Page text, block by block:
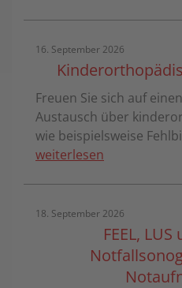
16. September 2026
Freuen Sie sich auf
Austausch über
wie beispielsweise
weiterlesen
18. September 2026
FEEL, LUS